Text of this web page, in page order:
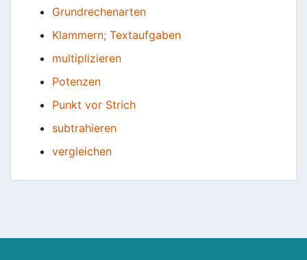
Grundrechenarten
Klammern; Textaufgaben
multiplizieren
Potenzen
Punkt vor Strich
subtrahieren
vergleichen